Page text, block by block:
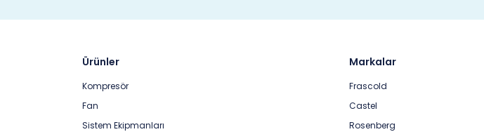
Ürünler
Kompresör
Fan
Sistem Ekipmanları
Markalar
Frascold
Castel
Rosenberg